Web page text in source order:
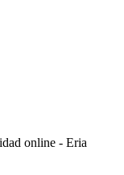
online - Eria